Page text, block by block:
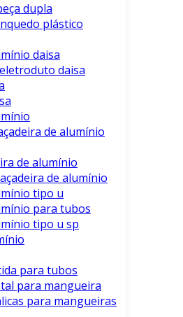
dupla
plástico
daisa
daisa
de alumínio
de alumínio
de alumínio
tipo u
para tubos
tipo u sp
para tubos
para mangueira
para mangueiras